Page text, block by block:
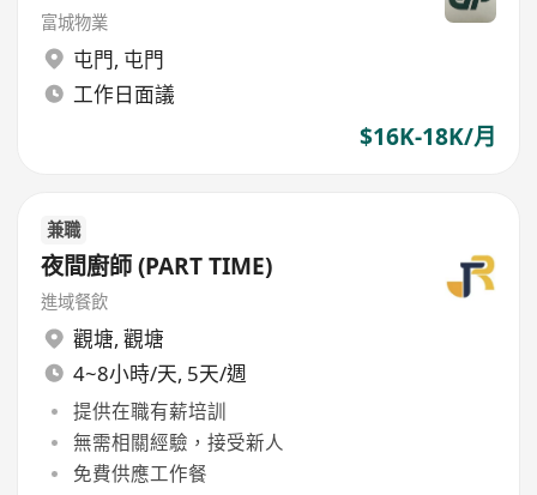
富城物業
屯門, 屯門
工作日面議
$16K-18K/月
兼職
夜間廚師 (PART TIME)
進域餐飲
觀塘, 觀塘
4~8小時/天, 5天/週
提供在職有薪培訓
無需相關經驗，接受新人
免費供應工作餐